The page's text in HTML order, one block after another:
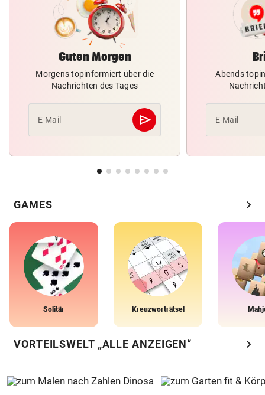
Guten Morgen
Morgens topinformiert über die
Nachrichten des Tages
E-Mail send
Abschicken
Abends
E-Mail
GAMES chevron_right
Solitär Kreuzworträtsel
VORTEILSWELT „ALLE ANZEIGEN“ chevron_right